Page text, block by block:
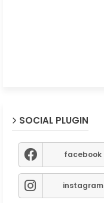
SOCIAL PLUGIN
facebook
instagram